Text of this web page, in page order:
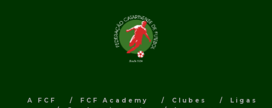
A FCF FCF Academy Clubes
Ligas